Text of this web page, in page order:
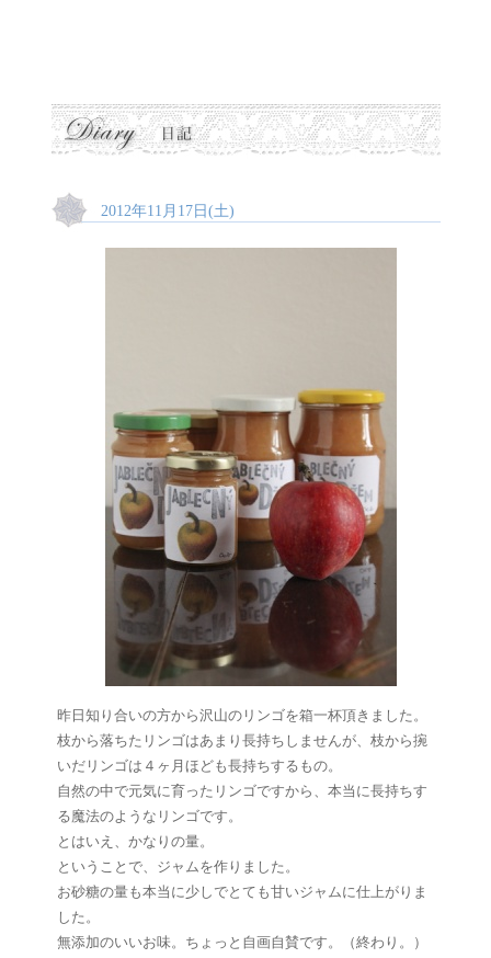
2012年11月17日(土)
昨日知り合いの方から沢山のリンゴを箱一杯頂きました。
枝から落ちたリンゴはあまり長持ちしませんが、枝から捥
いだリンゴは４ヶ月ほども長持ちするもの。
自然の中で元気に育ったリンゴですから、本当に長持ちす
る魔法のようなリンゴです。
とはいえ、かなりの量。
ということで、ジャムを作りました。
お砂糖の量も本当に少しでとても甘いジャムに仕上がりま
した。
無添加のいいお味。ちょっと自画自賛です。（終わり。）